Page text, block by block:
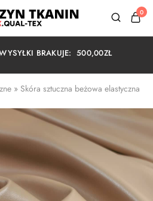
0
BRAKUJE:500,00ZŁ
» Skóra sztuczna beżowa elastyczna